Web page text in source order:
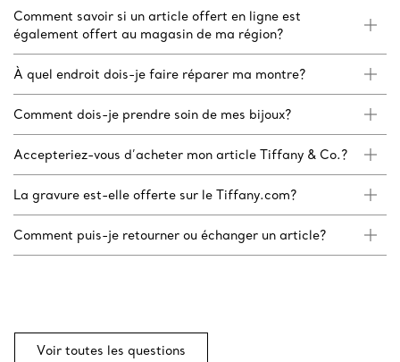
Comment savoir si un article offert en ligne est
également offert au magasin de ma région?
À quel endroit dois-je faire réparer ma montre?
Comment dois-je prendre soin de mes bijoux?
Accepteriez-vous d’acheter mon article Tiffany & Co.?
La gravure est-elle offerte sur le Tiffany.com?
Comment puis-je retourner ou échanger un article?
Voir toutes les questions